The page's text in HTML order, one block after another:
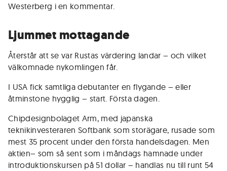
Westerberg i en kommentar.
Ljummet mottagande
Återstår att se var Rustas värdering landar – och vilket
välkomnade nykomlingen får.
I USA fick samtliga debutanter en flygande – eller
åtminstone hygglig – start. Första dagen.
Chipdesignbolaget Arm, med japanska
teknikinvesteraren Softbank som storägare, rusade som
mest 35 procent under den första handelsdagen. Men
aktien– som så sent som i måndags hamnade under
introduktionskursen på 51 dollar – handlas nu till runt 54